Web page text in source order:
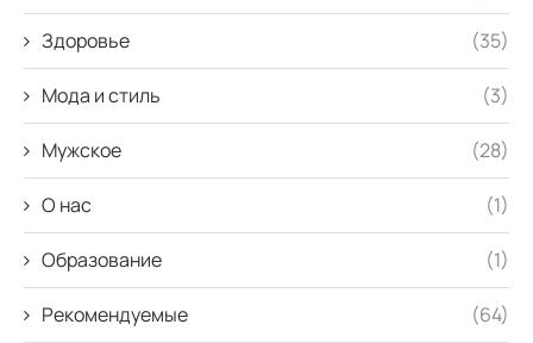
Здоровье (35)
Мода и стиль (3)
Мужское (28)
О нас (1)
Образование (1)
Рекомендуемые (64)